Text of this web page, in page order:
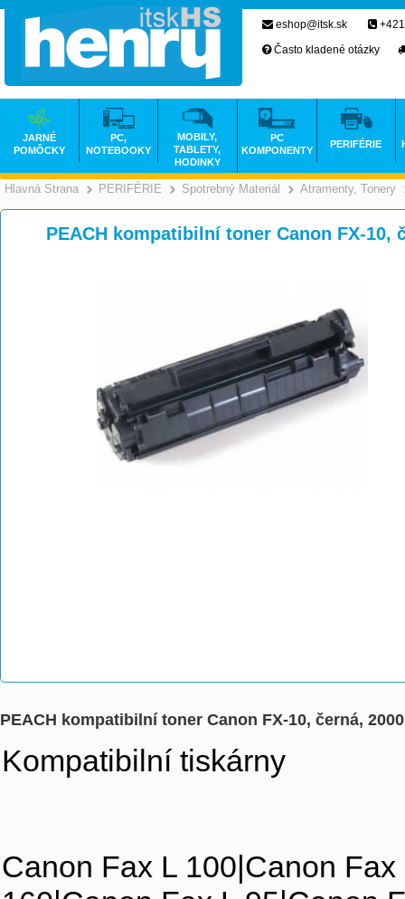
Hlavná Strana >
PERIFÉRIE >
Spotrebný Materiál >
Atramenty, Tonery
PEACH kompatibilní toner Canon FX-10,
PEACH kompatibilní toner Canon FX-10, černá,
Kompatibilní tiskárny
Canon Fax L 100|Canon
eshop@itsk.sk
Často kladené otázky
JARNÉ
POMÔCKY
PC,
NOTEBOOKY
MOBILY,
TABLETY,
HODINKY
PC
KOMPONENTY
PERIFÉRIE